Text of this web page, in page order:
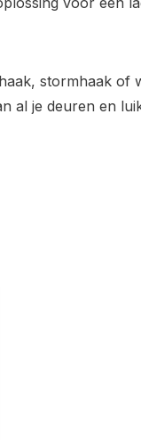
stormhaak of
al je deuren en